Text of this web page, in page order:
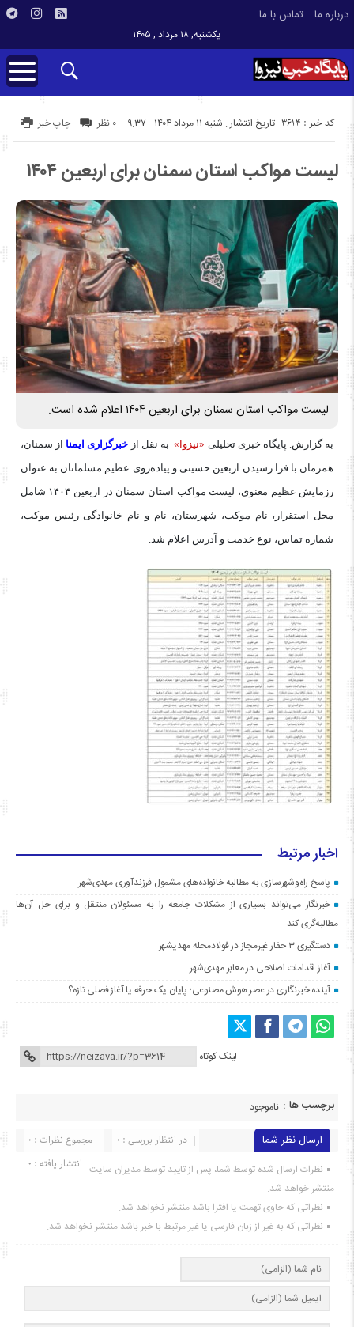
درباره ما تماس با ما
یکشنبه, ۱۸ مرداد , ۱۴۰۵
تاریخ انتشار : شنبه ۱۱ مرداد ۱۴۰۴ - ۹:۳۷ کد خبر : 3614 چاپ خبر ۰ نظر
لیست مواکب استان سمنان برای اربعین ۱۴۰۴
لیست مواکب استان سمنان برای اربعین ۱۴۰۴ اعلام شده است.
به گزارش. پایگاه خبری تحلیلی «نیزوا»به نقل‌ از خبرگزاری ایمنا از سمنان،
همزمان با فرا رسیدن اربعین حسینی و پیاده‌روی عظیم مسلمانان به عنوان
رزمایش عظیم معنوی، لیست مواکب استان سمنان در اربعین ۱۴۰۴ شامل
محل استقرار، نام موکب، شهرستان، نام و نام خانوادگی رئیس موکب،
شماره تماس، نوع خدمت و آدرس اعلام شد.
اخبار مرتبط
پاسخ راه‌وشهرسازی به مطالبه خانواده‌های مشمول فرزندآوری مهدی‌شهر
خبرنگار می‌تواند بسیاری از مشکلات جامعه را به مسئولان منتقل و برای حل آن‌ها
مطالبه‌گری کند
دستگیری ۳ حفار غیرمجاز در فولادمحله مهدیشهر
آغاز اقدامات اصلاحی در معابر مهدی‌شهر
آینده خبرنگاری در عصر هوش مصنوعی؛ پایان یک حرفه یا آغاز فصلی تازه؟
لینک کوتاه
برچسب ها : ناموجود
ارسال نظر شما مجموع نظرات : 0
در انتظار بررسی : 0
انتشار یافته : ۰ نظرات ارسال شده توسط شما، پس از تایید توسط مدیران سایت
منتشر خواهد شد.
نظراتی که حاوی تهمت یا افترا باشد منتشر نخواهد شد.
نظراتی که به غیر از زبان فارسی یا غیر مرتبط با خبر باشد منتشر نخواهد شد.